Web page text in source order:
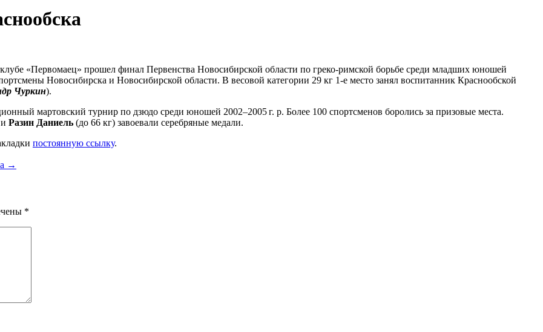
«Первомаец» прошел финал Первенства Новосибирской области по греко-римской борьбе среди младших юношей
Новосибирска и Новосибирской области. В весовой категории 29 кг 1-е место занял воспитанник Краснообской
Чуркин).
мартовский турнир по дзюдо среди юношей 2002–2005 г. р. Более 100 спортсменов боролись за призовые места.
Разин Даниель (до 66 кг) завоевали серебряные медали.
постоянную ссылку.
→
*